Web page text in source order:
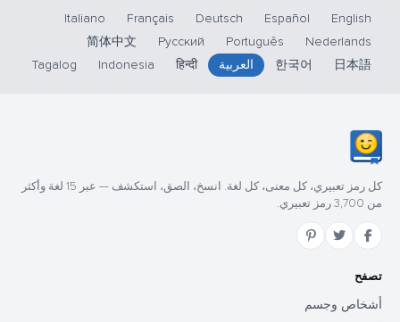
English
Español
Deutsch
Français
Italiano
Nederlands
Português
Русский
简体中文
日本語
한국어 العربية हिन्दी
Indonesia
Tagalog
كل رمز تعبيري، كل معنى، كل لغة. انسخ، الصق، استكشف — عبر 15 لغة وأكثر
من 3,700 رمز تعبيري.
تصفح
أشخاص وجسم